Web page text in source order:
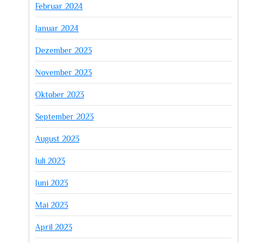
Februar 2024
Januar 2024
Dezember 2023
November 2023
Oktober 2023
September 2023
August 2023
Juli 2023
Juni 2023
Mai 2023
April 2023